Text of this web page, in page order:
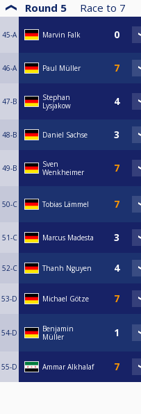
Round 5 Race to 7
45-A Marvin Falk
46-A Paul Müller
47-B
Stephan
Lysjakow
48-B Daniel Sachse
49-B
Sven
Wenkheimer
50-C Tobias Lämmel
51-C Marcus Madesta
52-C Thanh Nguyen
53-D Michael Götze
54-D
Benjamin
Müller
55-D Ammar Alkhalaf